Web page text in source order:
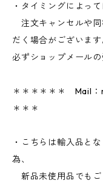
・タイミングによっ
注文キャンセルや同
だく場合がございます
必ずショップメール
＊＊＊＊＊＊ Mail：
＊＊＊
・こちらは輸入品と
為、
新品未使用品でもご